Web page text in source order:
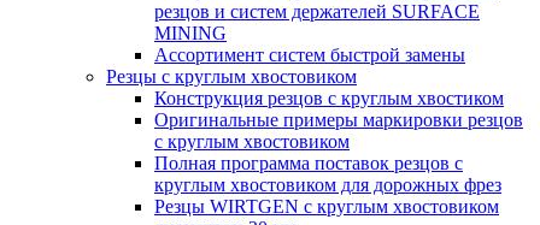
резцов и систем держателей SURFACE
MINING
Ассортимент систем быстрой замены
Резцы с круглым хвостовиком
Конструкция резцов с круглым хвостиком
Оригинальные примеры маркировки резцов
с круглым хвостовиком
Полная программа поставок резцов с
круглым хвостовиком для дорожных фрез
Резцы WIRTGEN с круглым хвостовиком